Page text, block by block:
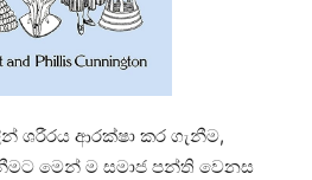
ආරක්ෂා කර ගැනීම,
මෙන් ම සමාජ පන්ති වෙනස